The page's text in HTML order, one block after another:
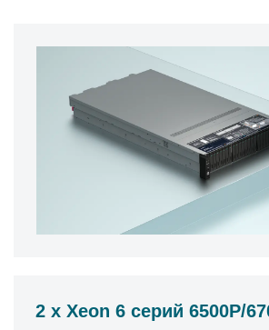
2 x Xeon 6 серий 6500P/